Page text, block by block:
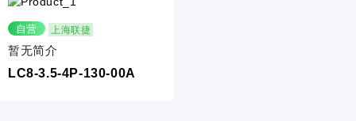
自营 上海联捷
暂无简介
LC8-3.5-4P-130-00A